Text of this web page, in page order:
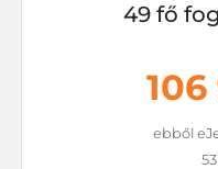
49 fő
ebből